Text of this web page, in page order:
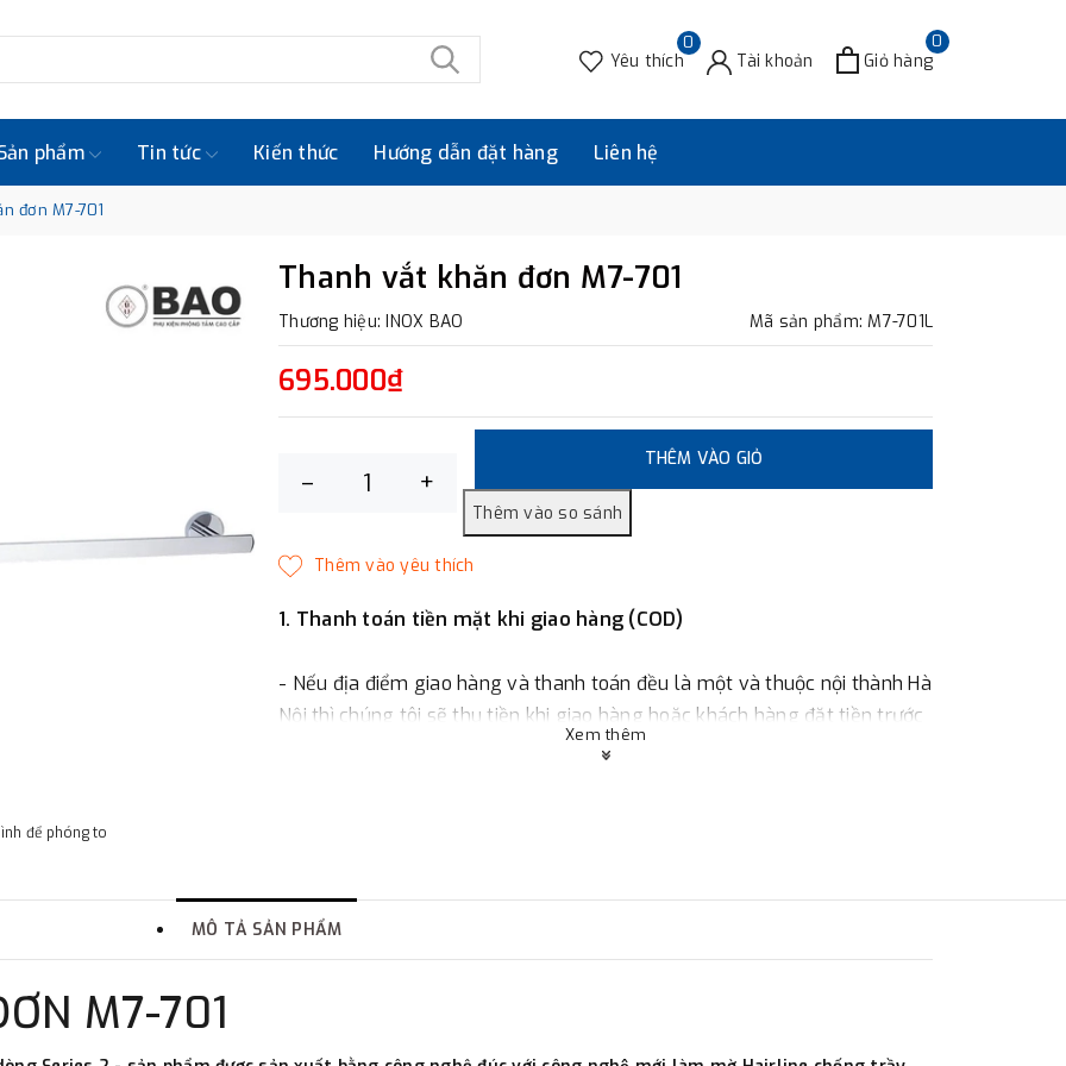
0
Yêu thích Tài khoản
0
Giỏ hàng
phẩm Tin tức Kiến thức Hướng dẫn đặt hàng Liên hệ
đơn M7-701
để phóng to
Thanh vắt khăn đơn M7-701
Thương hiệu: INOX BAO Mã sản phẩm: M7-701L
695.000₫
– +
THÊM VÀO GIỎ
1. Thanh toán tiền mặt khi giao hàng (COD)
- Nếu địa điểm giao hàng và thanh toán đều là một và thuộc nội thành Hà
Nội thì chúng tôi sẽ thu tiền khi giao hàng hoặc khách hàng đặt tiền trước
một phần giá trị đơn hàng tùy thuộc vào đơn hàng.
quận Đống Đa, Hà Nội.
Xem thêm
MÔ TẢ SẢN PHẨM
M7-701